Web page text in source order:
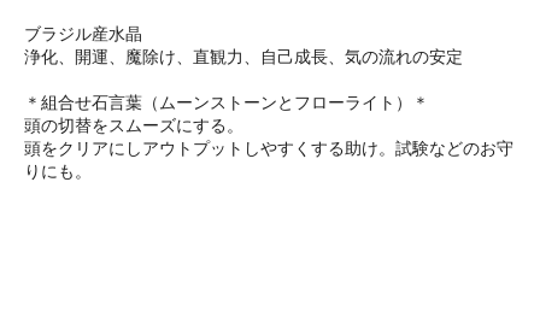
ブラジル産水晶
浄化、開運、魔除け、直観力、自己成長、気の流れの安定
＊組合せ石言葉（ムーンストーンとフローライト）＊
頭の切替をスムーズにする。
頭をクリアにしアウトプットしやすくする助け。試験などのお守
りにも。